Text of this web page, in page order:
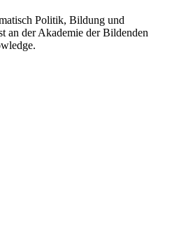
Politik, Bildung und
an der Akademie der Bildenden